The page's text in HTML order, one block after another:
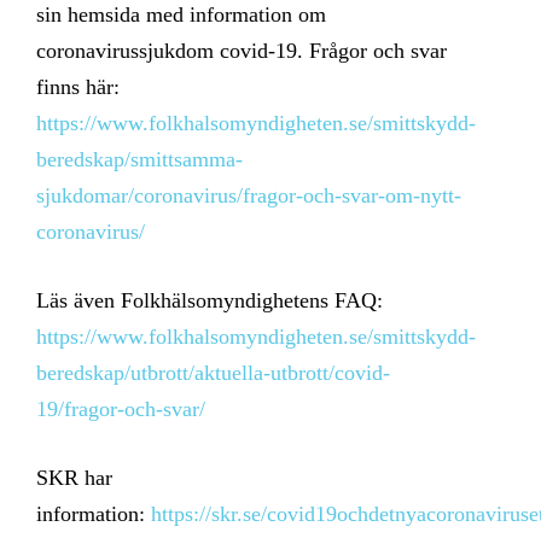
sin hemsida med information om
coronavirussjukdom covid-19. Frågor och svar
finns här:
https://www.folkhalsomyndigheten.se/smittskydd-
beredskap/smittsamma-
sjukdomar/coronavirus/fragor-och-svar-om-nytt-
coronavirus/
Läs även Folkhälsomyndighetens FAQ:
https://www.folkhalsomyndigheten.se/smittskydd-
beredskap/utbrott/aktuella-utbrott/covid-
19/fragor-och-svar/
SKR har
information: https://skr.se/